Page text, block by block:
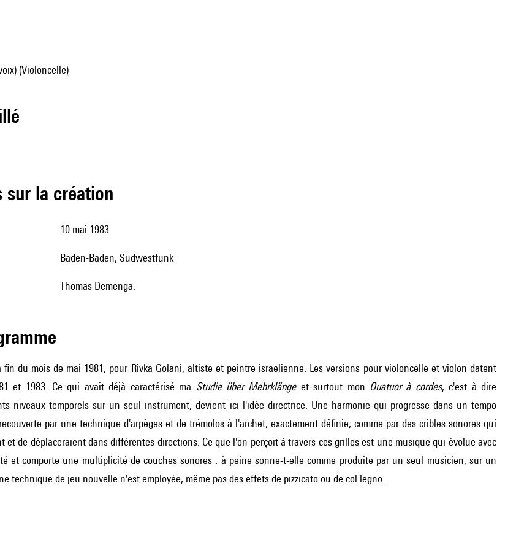
(Violoncelle)
sur la création
10 mai 1983
Baden-Baden, Südwestfunk
Thomas Demenga.
du mois de mai 1981, pour Rivka Golani, altiste et peintre israelienne. Les versions pour violoncelle et violon datent
et 1983. Ce qui avait déjà caractérisé ma Studie über Mehrklängeet surtout mon Quatuor à cordes, c'est à dire
niveaux temporels sur un seul instrument, devient ici l'idée directrice. Une harmonie qui progresse dans un tempo
par une technique d'arpèges et de trémolos à l'archet, exactement définie, comme par des cribles sonores qui
et de déplaceraient dans différentes directions. Ce que l'on perçoit à travers ces grilles est une musique qui évolue avec
et comporte une multiplicité de couches sonores : à peine sonne-t-elle comme produite par un seul musicien, sur un
technique de jeu nouvelle n'est employée, même pas des effets de pizzicato ou de col legno.